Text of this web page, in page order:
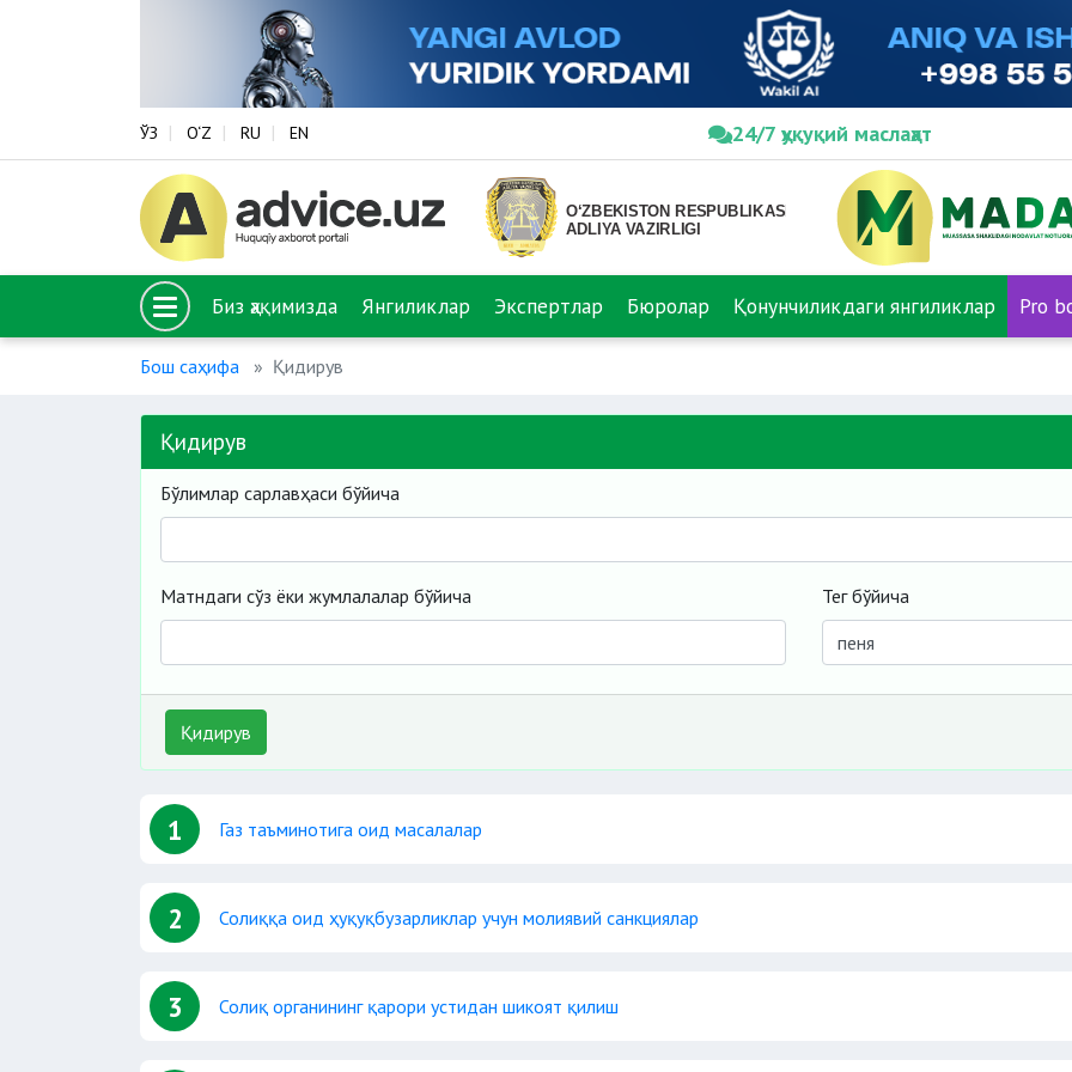
ЎЗ O‘Z RU EN 24/7 ҳуқуқий маслаҳат
Биз ҳақимизда Янгиликлар Экспертлар Бюролар Қонунчиликдаги янгиликлар Pro
Бош саҳифа Қидирув
Қидирув
Бўлимлар сарлавҳаси бўйича
Матндаги сўз ёки жумлалалар бўйича Тег бўйича
Қидирув
1 Газ таъминотига оид масалалар
2 Солиққа оид ҳуқуқбузарликлар учун молиявий санкциялар
3 Солиқ органининг қарори устидан шикоят қилиш